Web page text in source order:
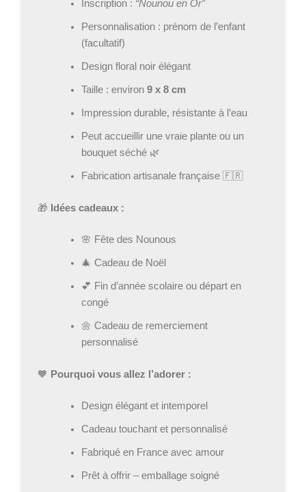
Inscription : “Nounou en Or”
Personnalisation : prénom de l’enfant
(facultatif)
Design floral noir élégant
Taille : environ 9 x 8 cm
Impression durable, résistante à l’eau
Peut accueillir une vraie plante ou un
bouquet séché 🌿
Fabrication artisanale française 🇫🇷
🎁 Idées cadeaux :
🌸 Fête des Nounous
🎄 Cadeau de Noël
💕 Fin d’année scolaire ou départ en
congé
🌼 Cadeau de remerciement
personnalisé
🧡 Pourquoi vous allez l’adorer :
Design élégant et intemporel
Cadeau touchant et personnalisé
Fabriqué en France avec amour
Prêt à offrir – emballage soigné